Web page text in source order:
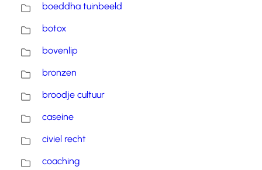
boeddha tuinbeeld
botox
bovenlip
bronzen
broodje cultuur
caseine
civiel recht
coaching